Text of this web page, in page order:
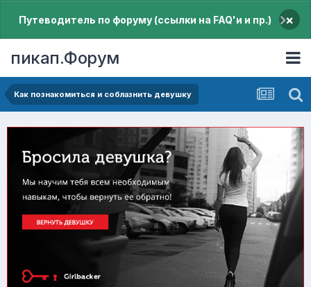
Путеводитель по форуму (ссылки на FAQ'и и пр.) ×
пикап.Форум
Как познакомиться и соблазнить девушку